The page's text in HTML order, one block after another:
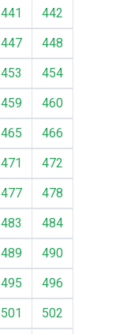
441
442
447
448
453
454
459
460
465
466
471
472
477
478
483
484
489
490
495
496
501
502